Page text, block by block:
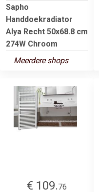
Sapho
Handdoekradiator
Alya Recht 50x68.8 cm
274W Chroom
Meerdere shops
€ 109.76